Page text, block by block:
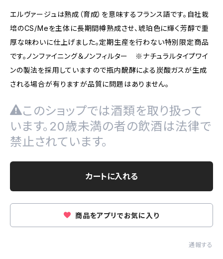
エルヴァージュは熟成（育成）を意味するフランス語です。自社栽
培のCS/Meを主体に長期間樽熟成させ、琥珀色に輝く芳醇で重
厚な味わいに仕上げました。定期生産を行わない特別限定商品
です。ノンファイニング＆ノンフィルター ※ナチュラルタイプワイ
ンの製法を採用していますので瓶内醗酵による炭酸ガスが生成
される場合が有りますが品質に問題はありません。
このショップでは酒類を取り扱って
います。20歳未満の者の飲酒は法律で
禁止されています。
カートに入れる
商品をアプリでお気に入り
通報する